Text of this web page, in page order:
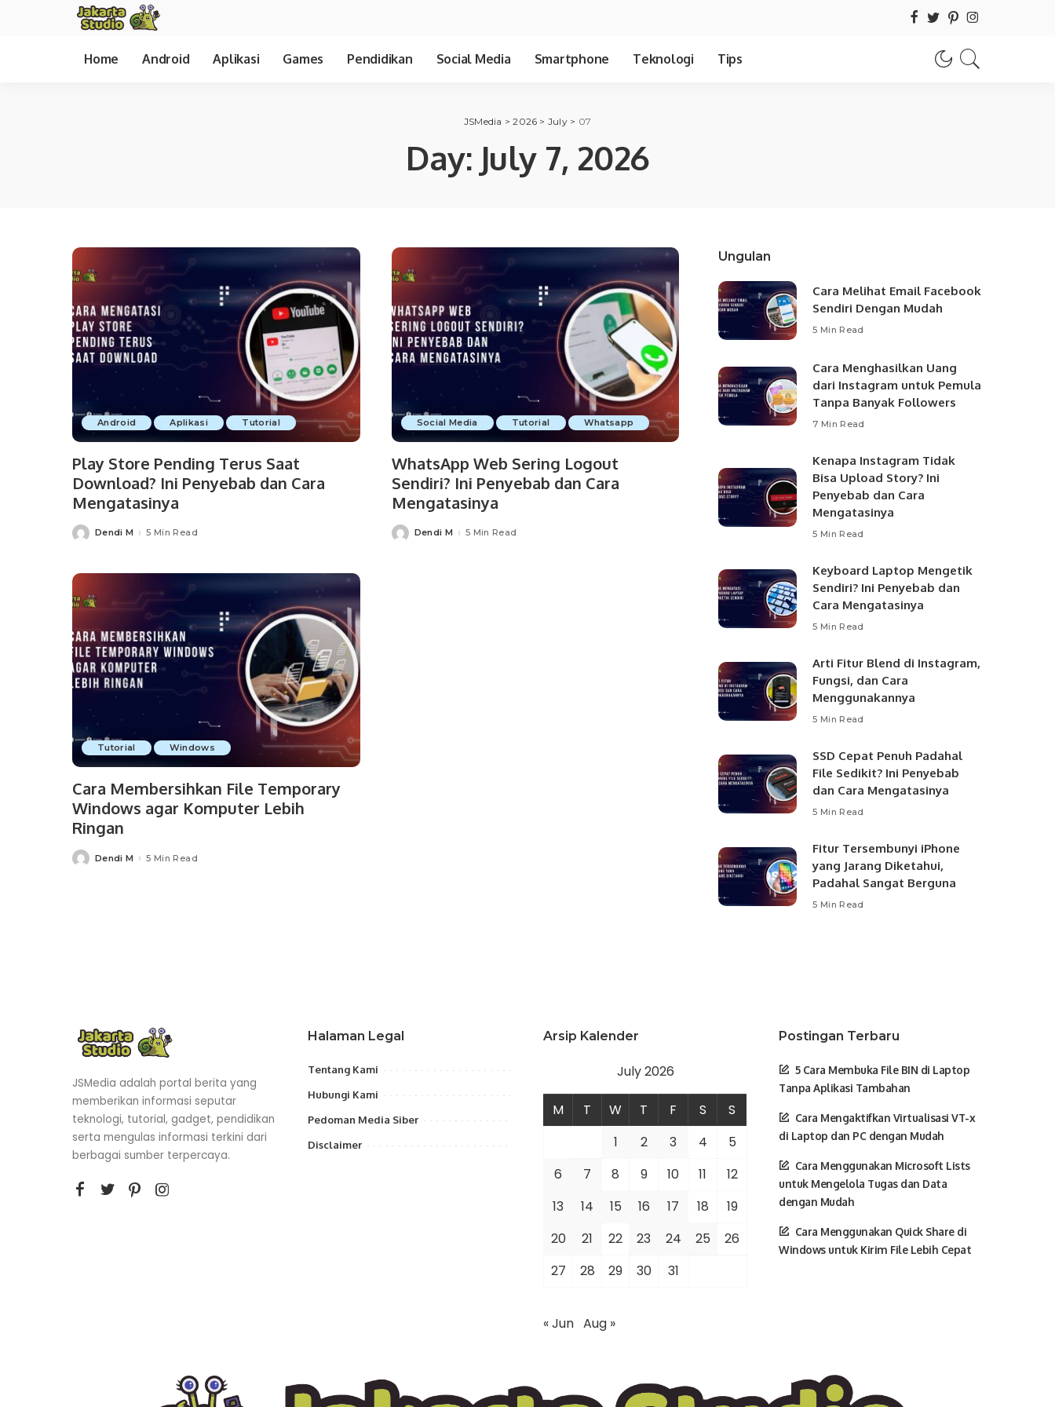
Home Android Aplikasi Games Pendidikan Social Media Smartphone Teknologi Tips
JSMedia >2026 > July> 07
Day: July 7, 2026
Android Aplikasi Tutorial
Play Store Pending Terus Saat
Download? Ini Penyebab dan Cara
Mengatasinya
PostedDendi M 5 Min Read
Social Media Tutorial Whatsapp
WhatsApp Web Sering Logout
Sendiri? Ini Penyebab dan Cara
Mengatasinya
PostedDendi M 5 Min Read
Tutorial Windows
Cara Membersihkan File Temporary
Windows agar Komputer Lebih
Ringan
PostedDendi M 5 Min Read
Ungulan
Cara Melihat Email Facebook
Sendiri Dengan Mudah
5 Min Read
Cara Menghasilkan Uang
dari Instagram untuk Pemula
Tanpa Banyak Followers
7 Min Read
Kenapa Instagram Tidak
Bisa Upload Story? Ini
Penyebab dan Cara
Mengatasinya
5 Min Read
Keyboard Laptop Mengetik
Sendiri? Ini Penyebab dan
Cara Mengatasinya
5 Min Read
Arti Fitur Blend di Instagram,
Fungsi, dan Cara
Menggunakannya
5 Min Read
SSD Cepat Penuh Padahal
File Sedikit? Ini Penyebab
dan Cara Mengatasinya
5 Min Read
Fitur Tersembunyi iPhone
yang Jarang Diketahui,
Padahal Sangat Berguna
5 Min Read
JSMedia adalah portal berita yang
memberikan informasi seputar
teknologi, tutorial, gadget, pendidikan
serta mengulas informasi terkini dari
berbagai sumber terpercaya.
Halaman Legal
Tentang Kami
Hubungi Kami
Pedoman Media Siber
Disclaimer
Arsip Kalender
July 2026
M T W T F S
S
1
2 3 4
5
6
7 8 9 10 11
12
13
14 15 16 17 18
19
20
21 22 23 24 25
26
27
28 29 30 31
« Jun Aug »
Postingan Terbaru
5 Cara Membuka File BIN di Laptop
Tanpa Aplikasi Tambahan
Cara Mengaktifkan Virtualisasi VT-x
di Laptop dan PC dengan Mudah
Cara Menggunakan Microsoft Lists
untuk Mengelola Tugas dan Data
dengan Mudah
Cara Menggunakan Quick Share di
Windows untuk Kirim File Lebih Cepat